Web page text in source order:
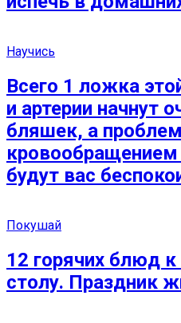
Научись
Всего 1 ложка
и артерии начнут
бляшек, а
будут вас
Покушай
12 горячих блюд
столу. Праздник